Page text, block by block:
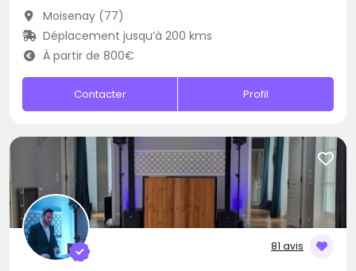
Moisenay (77)
Déplacement jusqu’à 200 kms
À partir de 800€
Contacter Profil
81 avis